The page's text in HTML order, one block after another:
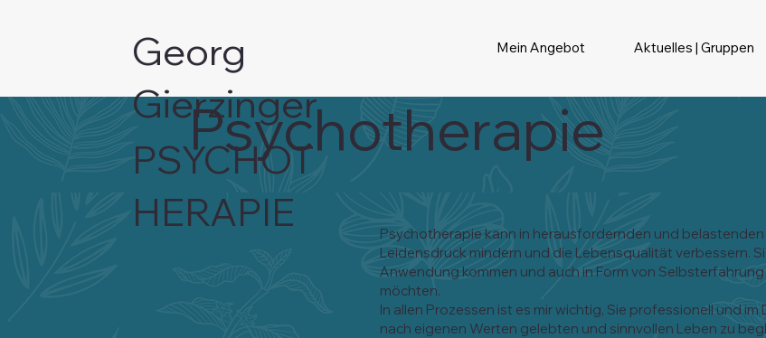
Georg
Gierzinger
PSYCHOT
HERAPIE
Mein Angebot Aktuelles | Gruppen
Psychotherapie
Psychotherapie kann in herausfordernden und
Leidensdruck mindern und die Lebensqualität verbessern.
Anwendung kommen und auch in Form von
möchten.
In allen Prozessen ist es mir wichtig, Sie professionell und
nach eigenen Werten gelebten und sinnvollen Leben zu